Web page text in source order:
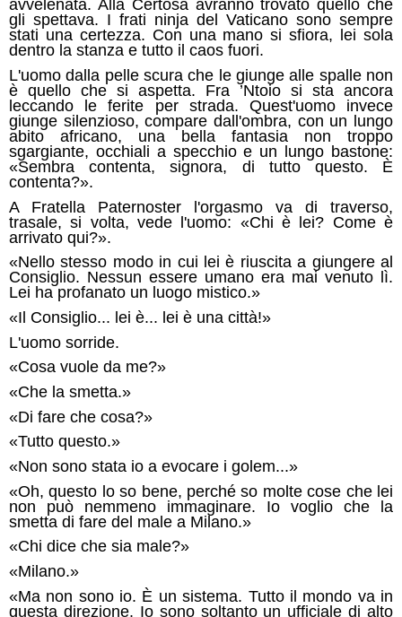
avvelenata. Alla Certosa avranno trovato quello che
gli spettava. I frati ninja del Vaticano sono sempre
stati una certezza. Con una mano si sfiora, lei sola
dentro la stanza e tutto il caos fuori.
L'uomo dalla pelle scura che le giunge alle spalle non
è quello che si aspetta. Fra ’Ntoio si sta ancora
leccando le ferite per strada. Quest'uomo invece
giunge silenzioso, compare dall'ombra, con un lungo
abito africano, una bella fantasia non troppo
sgargiante, occhiali a specchio e un lungo bastone:
«Sembra contenta, signora, di tutto questo. È
contenta?».
A Fratella Paternoster l'orgasmo va di traverso,
trasale, si volta, vede l'uomo: «Chi è lei? Come è
arrivato qui?».
«Nello stesso modo in cui lei è riuscita a giungere al
Consiglio. Nessun essere umano era mai venuto lì.
Lei ha profanato un luogo mistico.»
«Il Consiglio... lei è... lei è una città!»
L'uomo sorride.
«Cosa vuole da me?»
«Che la smetta.»
«Di fare che cosa?»
«Tutto questo.»
«Non sono stata io a evocare i golem...»
«Oh, questo lo so bene, perché so molte cose che lei
non può nemmeno immaginare. Io voglio che la
smetta di fare del male a Milano.»
«Chi dice che sia male?»
«Milano.»
«Ma non sono io. È un sistema. Tutto il mondo va in
questa direzione. Io sono soltanto un ufficiale di alto